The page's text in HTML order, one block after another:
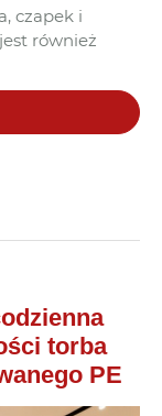
czapek i
również
torba
PE